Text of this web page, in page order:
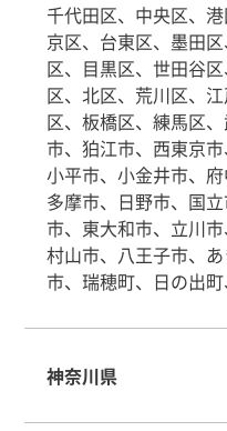
千代田区、中央区、
京区、台東区、墨田
区、目黒区、世田谷
区、北区、荒川区、
区、板橋区、練馬区
市、狛江市、西東京市
小平市、小金井市、府
多摩市、日野市、国
市、東大和市、立川
村山市、八王子市、
市、瑞穂町、日の出
神奈川県